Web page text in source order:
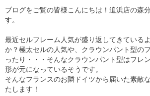
ブログをご覧の皆様こんにちは！追浜店の森
す。
最近セルフレーム人気が盛り返してきている
か？極太セルの人気や、クラウンパント型の
ったり・・・そんなクラウンパント型はフレ
形が元になっているそうです。
そんなフランスのお隣ドイツから届いた素敵
たします！